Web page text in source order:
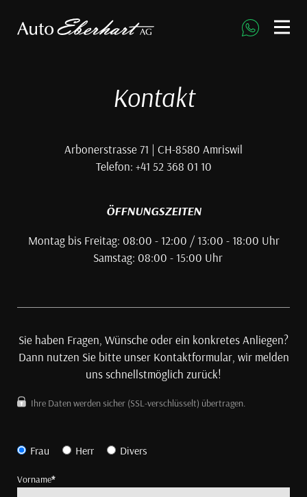
Kontakt
Arbonerstrasse 71 | CH-8580 Amriswil
Telefon: +41 52 368 01 10
ÖFFNUNGSZEITEN
Montag bis Freitag: 08:00 - 12:00 / 13:00 - 18:00 Uhr
Samstag: 08:00 - 15:00 Uhr
Sie haben Fragen, Wünsche oder ein konkretes Anliegen?
Dann nutzen Sie bitte unser Kontaktformular, wir melden
uns schnellstmöglich zurück!
Ihre Daten werden sicher (SSL-verschlüsselt) übertragen.
Frau Herr Divers
Vorname*